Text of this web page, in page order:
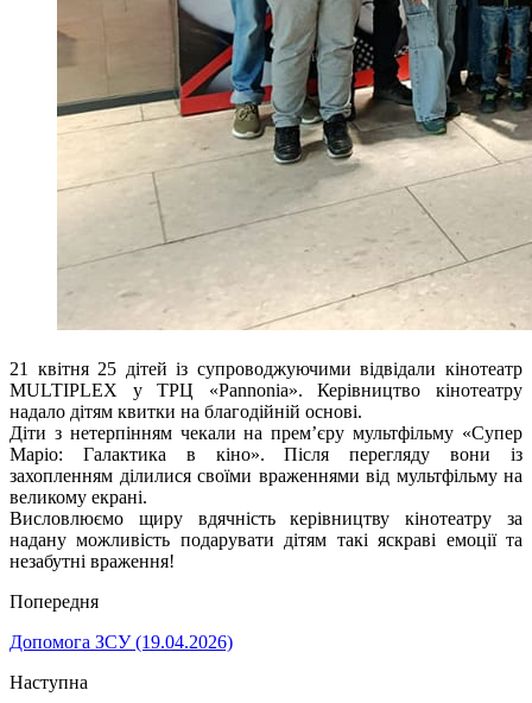
21 квітня 25 дітей із супроводжуючими відвідали кінотеатр
MULTIPLEX у ТРЦ «Pannonia». Керівництво кінотеатру
надало дітям квитки на благодійній основі.
Діти з нетерпінням чекали на прем’єру мультфільму «Супер
Маріо: Галактика в кіно». Після перегляду вони із
захопленням ділилися своїми враженнями від мультфільму на
великому екрані.
Висловлюємо щиру вдячність керівництву кінотеатру за
надану можливість подарувати дітям такі яскраві емоції та
незабутні враження!
Попередня
Допомога ЗСУ (19.04.2026)
Наступна